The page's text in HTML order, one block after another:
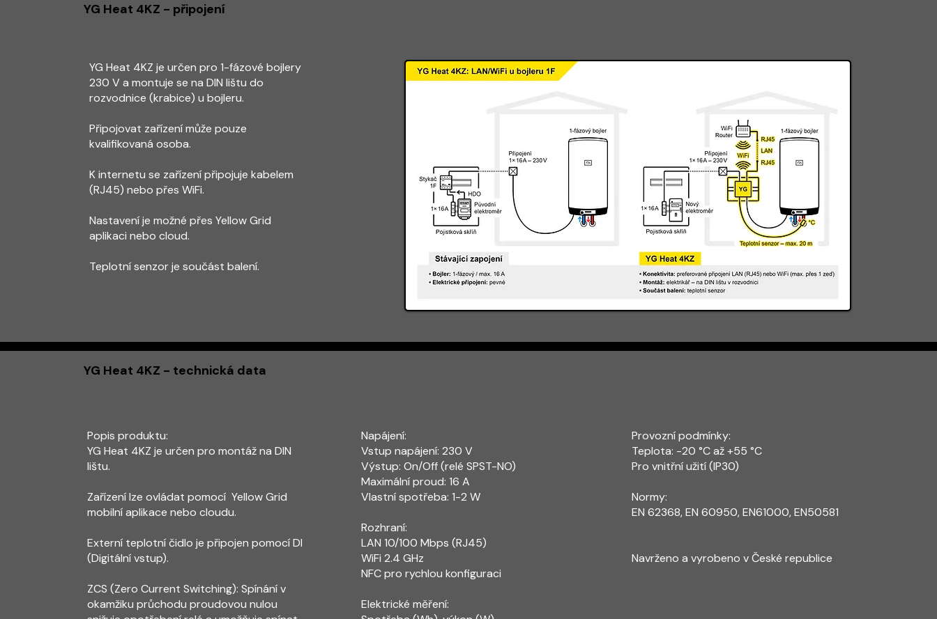
YG Heat 4KZ - připojení
YG Heat 4KZ je určen pro 1-fázové bojlery
230 V a montuje se na DIN lištu do
rozvodnice (krabice) u bojleru.
Připojovat zařízení může pouze
kvalifikovaná osoba.
K internetu se zařízení připojuje kabelem
(RJ45) nebo přes WiFi.
Nastavení je možné přes Yellow Grid
aplikaci nebo cloud.
Teplotní senzor je součást balení.
YG Heat 4KZ - technická data
Popis produktu:
YG Heat 4KZ je určen pro montáž na DIN
lištu.
Zařízení lze ovládat pomocí Yellow Grid
mobilní aplikace nebo cloudu.
Externí teplotní čidlo je připojen pomocí DI
(Digitální vstup).
ZCS (Zero Current Switching): Spínání v
okamžiku průchodu proudovou nulou
Napájení:
Vstup napájení: 230 V
Výstup: On/Off (relé SPST-NO)
Maximální proud: 16 A
Vlastní spotřeba: 1-2 W
Rozhraní:
LAN 10/100 Mbps (RJ45)
WiFi 2.4 GHz
NFC pro rychlou konfiguraci
Elektrické měření:
Provozní podmínky:
Teplota: -20 °C až +55 °C
Pro vnitřní užití (IP30)
Normy:
EN 62368, EN 60950, EN61000, EN50581
Navrženo a vyrobeno v České republice